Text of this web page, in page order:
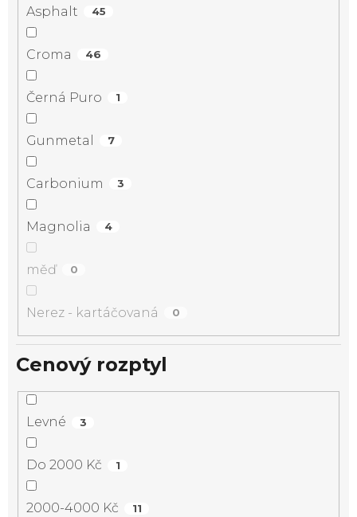
Asphalt 45
Croma 46
Černá Puro 1
Gunmetal 7
Carbonium 3
Magnolia 4
měď 0
Nerez - kartáčovaná 0
Cenový rozptyl
Levné 3
Do 2000 Kč 1
2000-4000 Kč 11